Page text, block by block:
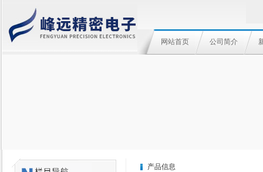
网站首页 公司简介
产品信息